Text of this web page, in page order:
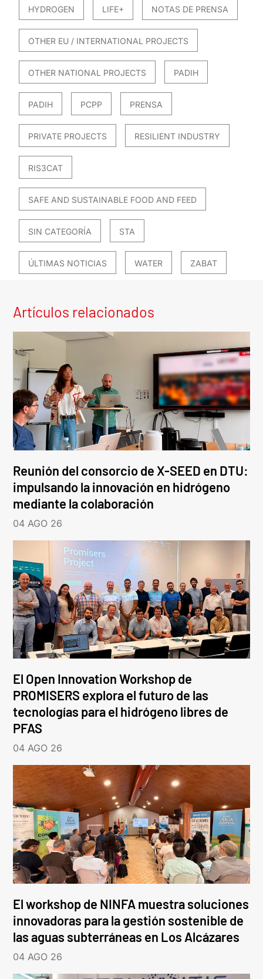
HYDROGEN LIFE+ NOTAS DE PRENSA
OTHER EU / INTERNATIONAL PROJECTS
OTHER NATIONAL PROJECTS PADIH
PADIH PCPP PRENSA
PRIVATE PROJECTS RESILIENT INDUSTRY
RIS3CAT
SAFE AND SUSTAINABLE FOOD AND FEED
SIN CATEGORÍA STA
ÚLTIMAS NOTICIAS WATER ZABAT
Artículos relacionados
Reunión del consorcio de X-SEED en DTU:
impulsando la innovación en hidrógeno
mediante la colaboración
04 AGO 26
El Open Innovation Workshop de
PROMISERS explora el futuro de las
tecnologías para el hidrógeno libres de
PFAS
04 AGO 26
El workshop de NINFA muestra soluciones
innovadoras para la gestión sostenible de
las aguas subterráneas en Los Alcázares
04 AGO 26